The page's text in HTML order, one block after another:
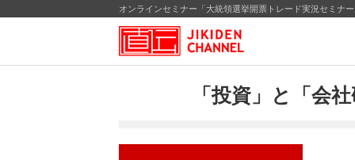
オンラインセミナー「大統領選挙開票トレード実況セミナ
「投資」と「会